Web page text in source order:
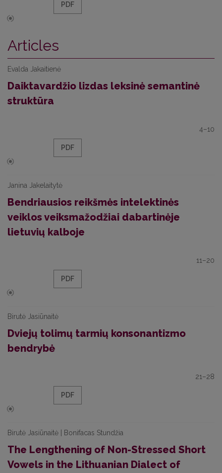
PDF
Articles
Evalda Jakaitienė
Daiktavardžio lizdas leksinė semantinė
struktūra
4–10
PDF
Janina Jakelaitytė
Bendriausios reikšmės intelektinės
veiklos veiksmažodžiai dabartinėje
lietuvių kalboje
11–20
PDF
Birutė Jasiūnaitė
Dviejų tolimų tarmių konsonantizmo
bendrybė
21–28
PDF
Birutė Jasiūnaitė | Bonifacas Stundžia
The Lengthening of Non-Stressed Short
Vowels in the Lithuanian Dialect of